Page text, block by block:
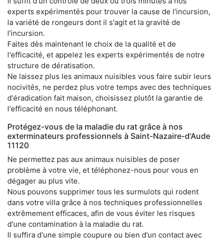
experts expérimentés pour trouver la cause de l'incursion,
la variété de rongeurs dont il s'agit et la gravité de
l'incursion.
Faites dès maintenant le choix de la qualité et de
l'efficacité, et appelez les experts expérimentés de notre
structure de dératisation.
Ne laissez plus les animaux nuisibles vous faire subir leurs
nocivités, ne perdez plus votre temps avec des techniques
d'éradication fait maison, choisissez plutôt la garantie de
l'efficacité en nous téléphonant.
Protégez-vous de la maladie du rat grâce à nos
exterminateurs professionnels à Saint-Nazaire-d'Aude
11120
Ne permettez pas aux animaux nuisibles de poser
problème à votre vie, et téléphonez-nous pour vous en
dégager au plus vite.
Nous pouvons supprimer tous les surmulots qui rodent
dans votre villa grâce à nos techniques professionnelles
extrêmement efficaces, afin de vous éviter les risques
d'une contamination à la maladie du rat.
Il suffira d'une simple coupure ou bien d'un contact avec